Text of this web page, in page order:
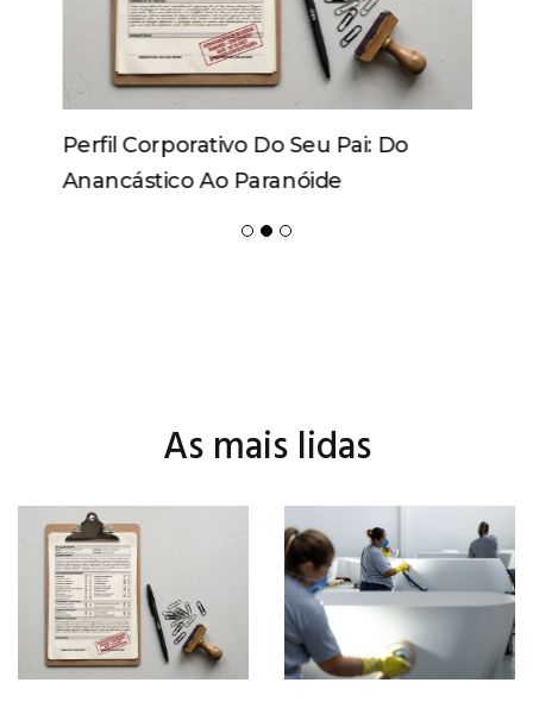
Perfil Corporativo Do Seu Pai: Do
Anancástico Ao Paranóide
As mais lidas